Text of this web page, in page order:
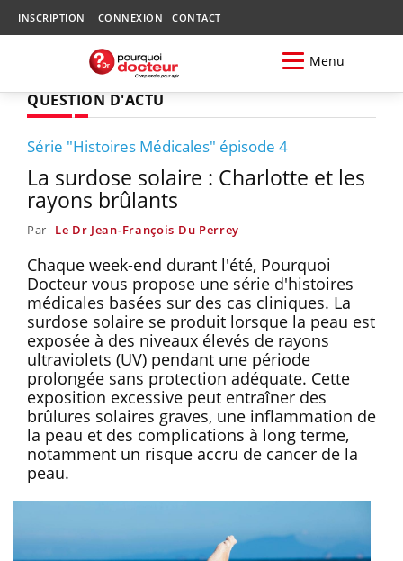
INSCRIPTION CONNEXION CONTACT
Menu
QUESTION D'ACTU
Série "Histoires Médicales" épisode 4
La surdose solaire : Charlotte et les
rayons brûlants
Par Le Dr Jean-François Du Perrey
Chaque week-end durant l'été, Pourquoi
Docteur vous propose une série d'histoires
médicales basées sur des cas cliniques. La
surdose solaire se produit lorsque la peau est
exposée à des niveaux élevés de rayons
ultraviolets (UV) pendant une période
prolongée sans protection adéquate. Cette
exposition excessive peut entraîner des
brûlures solaires graves, une inflammation de
la peau et des complications à long terme,
notamment un risque accru de cancer de la
peau.